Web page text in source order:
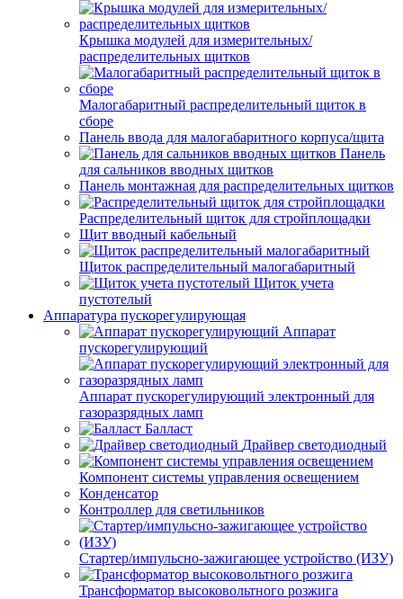
Крышка модулей для измерительных/
распределительных щитков
Малогабаритный распределительный щиток в
сборе
Панель ввода для малогабаритного корпуса/щита
Панель
для сальников вводных щитков
Панель монтажная для распределительных щитков
Распределительный щиток для стройплощадки
Щит вводный кабельный
Щиток распределительный малогабаритный
Щиток учета
пустотелый
Аппаратура пускорегулирующая
Аппарат
пускорегулирующий
Аппарат пускорегулирующий электронный для
газоразрядных ламп
Балласт
Драйвер светодиодный
Компонент системы управления освещением
Конденсатор
Контроллер для светильников
Стартер/импульсно-зажигающее устройство (ИЗУ)
Трансформатор высоковольтного розжига